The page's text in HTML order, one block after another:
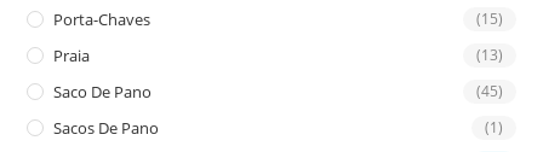
Porta-Chaves (15)
Praia (13)
Saco De Pano (45)
Sacos De Pano (1)